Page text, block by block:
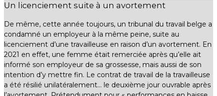
Un licenciement suite à un avortement
De même, cette année toujours, un tribunal du travail belge a
condamné un employeur à la même peine, suite au
licenciement d’une travailleuse en raison d’un avortement. En
2021 en effet, une femme était remerciée après qu’elle ait
informé son employeur de sa grossesse, mais aussi de son
intention d’y mettre fin. Le contrat de travail de la travailleuse
a été résilié unilatéralement… le deuxième jour ouvrable après